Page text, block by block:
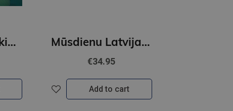
The Modern Viking Diet Mūsdienu Latvijas saimnieces. 16 garšu stāsti un 80 receptes
€34.95
Add to cart